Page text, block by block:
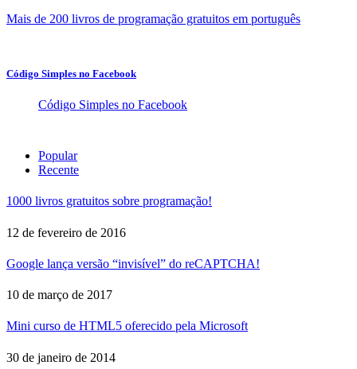
Mais de 200 livros de programação gratuitos em português
Código Simples no Facebook
Código Simples no Facebook
Popular
Recente
1000 livros gratuitos sobre programação!
12 de fevereiro de 2016
Google lança versão “invisível” do reCAPTCHA!
10 de março de 2017
Mini curso de HTML5 oferecido pela Microsoft
30 de janeiro de 2014